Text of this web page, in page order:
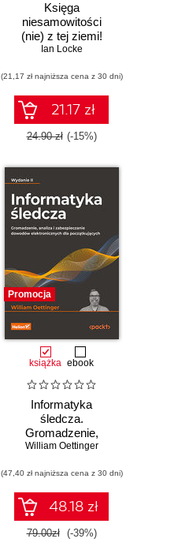
Księga
niesamowitości
(nie) z tej ziemi!
Księga faktów
niezwykłych
Ian Locke
(21,17 zł najniższa cena z 30 dni)
21.17 zł
24.90 zł (-15%)
Promocja
książka ebook
Informatyka
śledcza.
Gromadzenie,
analiza i
dowodów
elektronicznych dla
początkujących.
Wydanie II
William Oettinger
(47,40 zł najniższa cena z 30 dni)
48.18 zł
79.00zł (-39%)